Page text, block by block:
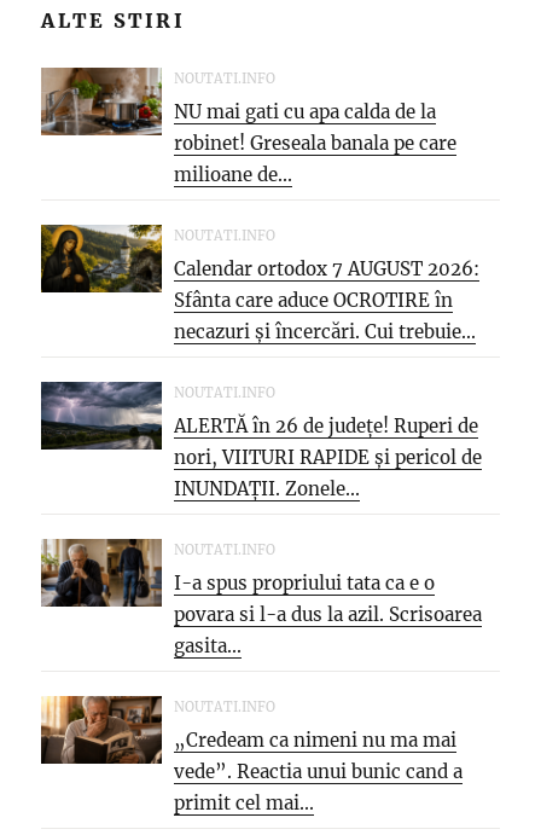
ALTE STIRI
NOUTATI.INFO
NU mai gati cu apa calda de la
robinet! Greseala banala pe care
milioane de...
NOUTATI.INFO
Calendar ortodox 7 AUGUST 2026:
Sfânta care aduce OCROTIRE în
necazuri și încercări. Cui trebuie...
NOUTATI.INFO
ALERTĂ în 26 de județe! Ruperi de
nori, VIITURI RAPIDE și pericol de
INUNDAȚII. Zonele...
NOUTATI.INFO
I-a spus propriului tata ca e o
povara si l-a dus la azil. Scrisoarea
gasita...
NOUTATI.INFO
„Credeam ca nimeni nu ma mai
vede”. Reactia unui bunic cand a
primit cel mai...